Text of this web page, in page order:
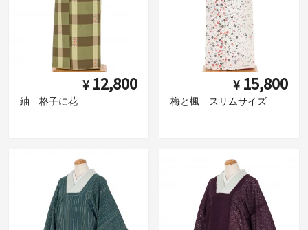
¥ 12,800
紬 格子に花
¥ 15,800
梅と楓 スリムサイズ